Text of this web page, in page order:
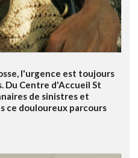
l'urgence est toujours
Du Centre d'Accueil St
de sinistres et
ce douloureux parcours